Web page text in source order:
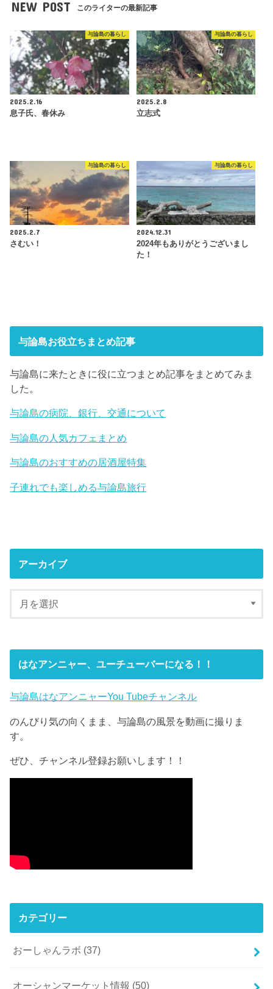
NEW POST このライターの最新記事
与論島の暮らし
2025.2.16
息子氏、春休み
与論島の暮らし
2025.2.8
立志式
与論島の暮らし
2025.2.7
さむい！
与論島の暮らし
2024.12.31
2024年もありがとうございまし
た！
与論島お役立ちまとめ記事
与論島に来たときに役に立つまとめ記事をまとめてみま
した。
与論島の病院、銀行、交通について
与論島の人気カフェまとめ
与論島のおすすめの居酒屋特集
子連れでも楽しめる与論島旅行
アーカイブ
はなアンニャー、ユーチューバーになる！！
与論島はなアンニャーYou Tubeチャンネル
のんびり気の向くまま、与論島の風景を動画に撮りま
す。
ぜひ、チャンネル登録お願いします！！
カテゴリー
おーしゃんラボ (37)
オーシャンマーケット情報 (50)